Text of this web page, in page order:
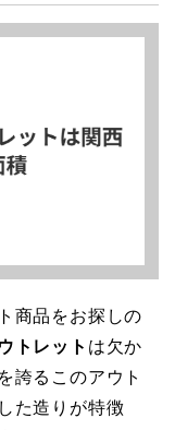
商品をお探しの
トレット は欠か
誇るこのアウト
た造りが特徴